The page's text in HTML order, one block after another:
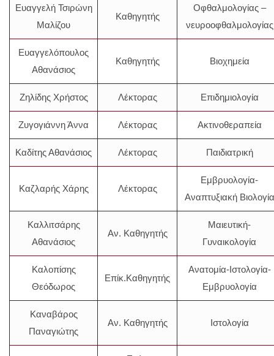
Ευαγγελή Τσιρώνη
Μαλίζου
Καθηγητής
Οφθαλμολογίας –
νευροοφθαλμολογίας
Ευαγγελόπουλος
Αθανάσιος
Καθηγητής Βιοχημεία
Ζηλίδης Χρήστος Λέκτορας Επιδημιολογία
Ζυγογιάννη Άννα Λέκτορας Ακτινοθεραπεία
Καδίτης Αθανάσιος Λέκτορας Παιδιατρική
Καζλαρής Χάρης Λέκτορας
Εμβρυολογία-
Αναπτυξιακή Βιολογία
Καλλιτσάρης
Αθανάσιος
Αν. Καθηγητής
Μαιευτική-
Γυναικολογία
Καλοπίσης
Θεόδωρος
Επίκ.Καθηγητής
Ανατομία-Ιστολογία-
Εμβρυολογία
Καναβάρος
Παναγιώτης
Αν. Καθηγητής Ιστολογία